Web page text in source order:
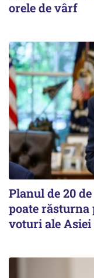
orele de vârf
Planul de 20
poate răsturna
voturi ale